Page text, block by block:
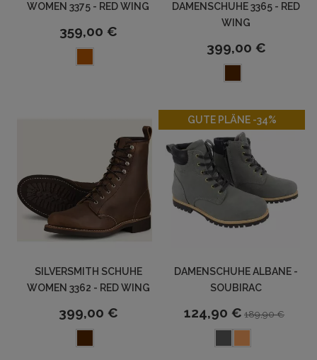
WOMEN 3375 - RED WING
359,00 €
DAMENSCHUHE 3365 - RED
WING
399,00 €
SILVERSMITH SCHUHE
WOMEN 3362 - RED WING
399,00 €
GUTE PLÄNE -34%
DAMENSCHUHE ALBANE -
SOUBIRAC
124,90 € 189,90 €
-34%